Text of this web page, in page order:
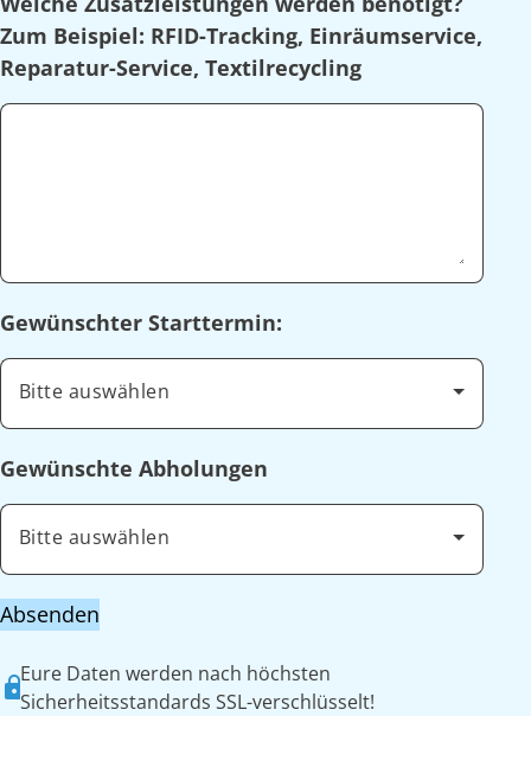
Zum Beispiel: RFID-Tracking, Einräumservice,
Reparatur-Service, Textilrecycling
Gewünschter Starttermin:
Bitte auswählen
Gewünschte Abholungen
Bitte auswählen
Absenden
Eure Daten werden nach höchsten
Sicherheitsstandards SSL-verschlüsselt!